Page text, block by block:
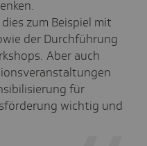
zum Beispiel mit
der Durchführung
Aber auch
für
wichtig und